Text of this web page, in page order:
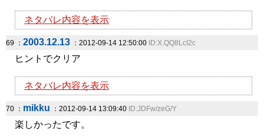
ネタバレ内容を表示
69 ： 2003.12.13 ：2012-09-14 12:50:00 ID:X.QQ8LcI2c
ヒントでクリア
ネタバレ内容を表示
70 ： mikku ：2012-09-14 13:09:40 ID:JDFw/zeG/Y
楽しかったです。